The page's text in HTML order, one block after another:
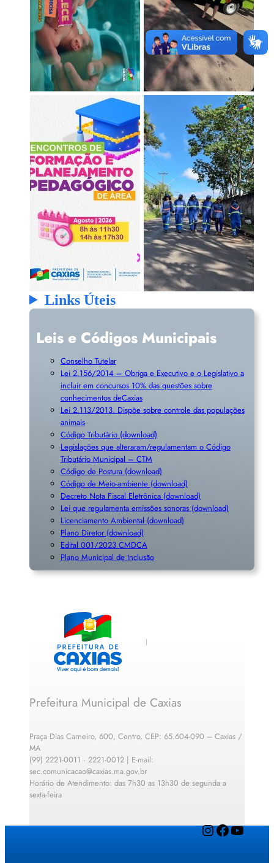
Links Úteis
Leis e Códigos Municipais
Conselho Tutelar
Lei 2.156/2014 – Obriga e Executivo e o Legislativo a
incluir em concursos 10% das questões sobre
conhecimentos deCaxias
Lei 2.113/2013. Dispõe sobre controle das populações
animais
Código Tributário (download)
Legislações que alteraram/regulamentam o Código
Tributário Municipal – CTM
Código de Postura (download)
Código de Meio-ambiente (download)
Decreto Nota Fiscal Eletrônica (download)
Lei que regulamenta emissões sonoras (download)
Licenciamento Ambiental (download)
Plano Diretor (download)
Edital 001/2023 CMDCA
Plano Municipal de Inclusão
Prefeitura Municipal de Caxias
Praça Dias Carneiro, 600, Centro, CEP: 65.604-090 – Caxias /
MA
(99) 2221-0011 · 2221-0012 | E-mail:
sec.comunicacao@caxias.ma.gov.br
Horário de Atendimento: das 7h30 as 13h30 de segunda a
sexta-feira
InstagramFacebook YouTube